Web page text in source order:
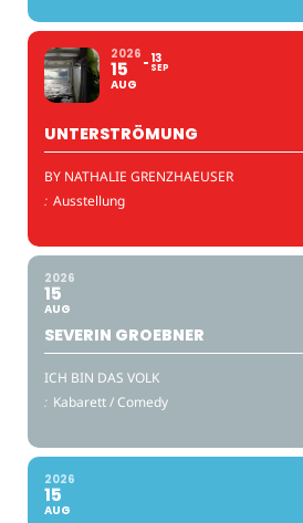
2026
15
AUG
13
SEP
UNTERSTRÖMUNG
BY NATHALIE GRENZHAEUSER
: Ausstellung
2026
15
AUG
SEVERIN GROEBNER
ICH BIN DAS VOLK
: Kabarett / Comedy
2026
15
AUG